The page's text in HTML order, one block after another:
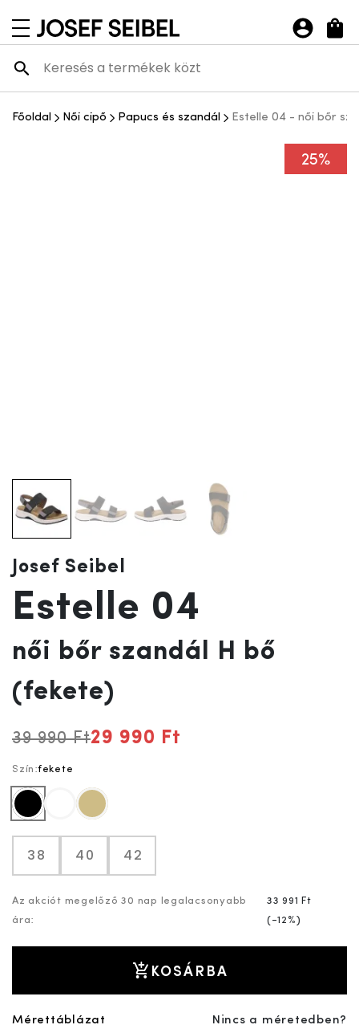
navigációs menü megnyitása
Josef Seibel Webshop
Főoldal Női cipő Papucs és szandál Estelle 04 - női bőr
25%
Josef Seibel
Estelle 04
női bőr szandál H bő
(fekete)
39 990 Ft29 990 Ft
Szín:fekete
feketefehér drapp
38 40 42
Az akciót megelőző 30 nap legalacsonyabb
ára:
33 991 Ft
(-12%)
KOSÁRBA
Mérettáblázat
Nincs a méretedben?